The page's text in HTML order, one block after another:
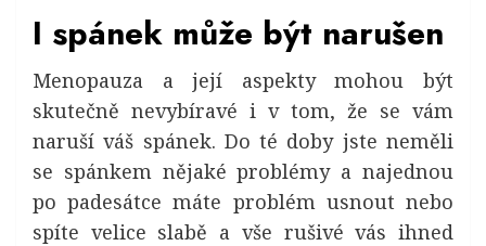
I spánek může být narušen
Menopauza a její aspekty mohou být
skutečně nevybíravé i v tom, že se vám
naruší váš spánek. Do té doby jste neměli
se spánkem nějaké problémy a najednou
po padesátce máte problém usnout nebo
spíte velice slabě a vše rušivé vás ihned